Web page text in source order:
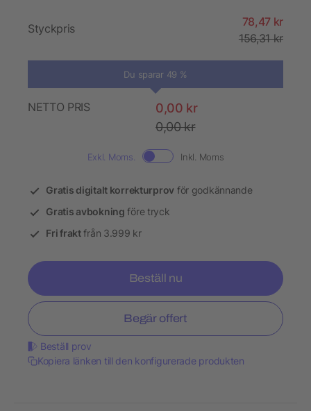
Styckpris
78,47 kr
156,31 kr
Du sparar 49 %
NETTO PRIS
0,00 kr
0,00 kr
Exkl. Moms. Inkl. Moms
Gratis digitalt korrekturprov för godkännande
Gratis avbokning före tryck
Fri fraktfrån 3.999 kr
Beställ nu
Begär offert
Beställ prov
Kopiera länken till den konfigurerade produkten